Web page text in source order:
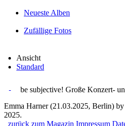
Neueste Alben
Zufällige Fotos
Ansicht
Standard
be subjective! Große Konzert-
Emma Harner (21.03.2025, Berlin)
2025.
zurück zum Magazin Impressum